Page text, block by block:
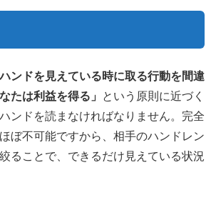
ンドを見えている時に取る行動を間違
たは利益を得る」
という原則に近づく
ンドを読まなければなりません。完全
ぼ不可能ですから、相手のハンドレン
ることで、できるだけ見えている状況